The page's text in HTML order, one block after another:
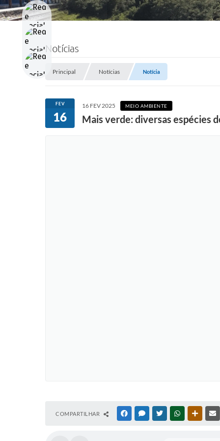
Notícias
Principal Notícias Notícia
FEV
16
16 FEV 2025 MEIO AMBIENTE
Mais verde: diversas espécies
COMPARTILHAR FACEBOOKMESSENGER
TWITTERWHATSAPP